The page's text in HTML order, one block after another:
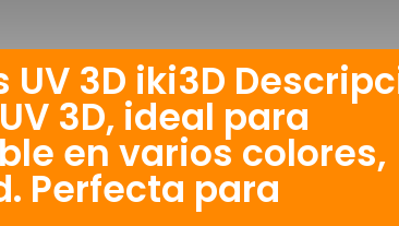
3D iki3D
3D, ideal para
en varios colores,
Perfecta para